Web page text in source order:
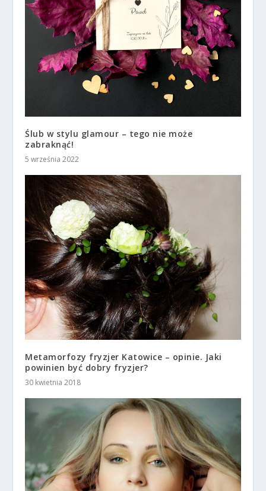
Ślub w stylu glamour – tego nie może
zabraknąć!
5 września 2022
Metamorfozy fryzjer Katowice – opinie. Jaki
powinien być dobry fryzjer?
30 kwietnia 2018